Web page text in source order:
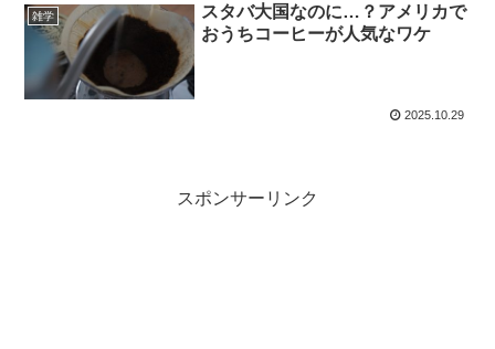
雑学
スタバ大国なのに…？アメリカで
おうちコーヒーが人気なワケ
2025.10.29
スポンサーリンク